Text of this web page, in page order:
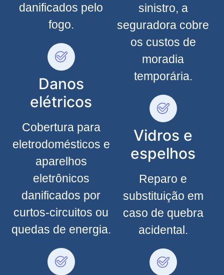
danificados pelo
fogo.
Danos
elétricos
Cobertura para
eletrodomésticos e
aparelhos
eletrônicos
danificados por
curtos-circuitos ou
quedas de energia.
sinistro, a
seguradora cobre
os custos de
moradia
temporária.
Vidros e
espelhos
Reparo e
substituição em
caso de quebra
acidental.